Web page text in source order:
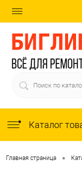
Каталог
Главная страница •